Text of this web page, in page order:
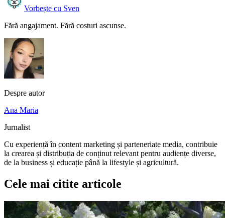
Vorbește cu Sven
Fără angajament. Fără costuri ascunse.
Despre autor
Ana Maria
Jurnalist
Cu experiență în content marketing și parteneriate media, contribuie
la crearea și distribuția de conținut relevant pentru audiențe diverse,
de la business și educație până la lifestyle și agricultură.
Cele mai citite articole